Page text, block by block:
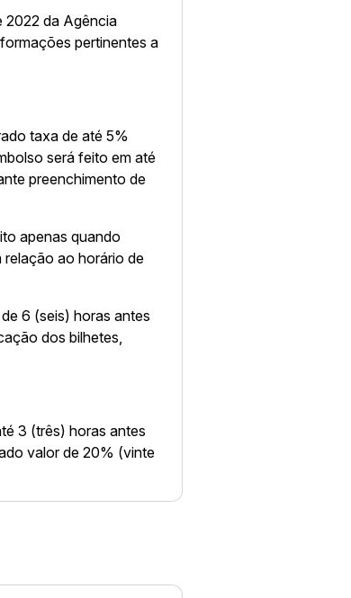
2022 da Agência
pertinentes a
taxa de até 5%
será feito em até
preenchimento de
apenas quando
ao horário de
6 (seis) horas antes
dos bilhetes,
3 (três) horas antes
valor de 20% (vinte